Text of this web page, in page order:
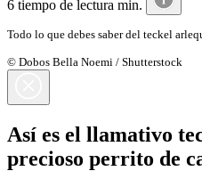
6 tiempo de lectura min.
Todo lo que debes saber del teckel
© Dobos Bella Noemi / Shutterstock
Así es el llamativo
precioso perrito de